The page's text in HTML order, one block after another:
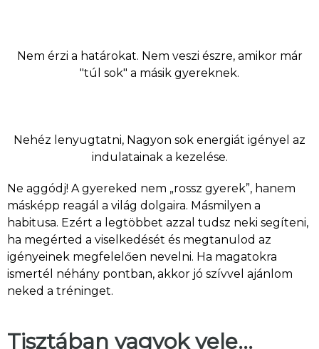
Nem érzi a határokat. Nem veszi észre, amikor már
"túl sok" a másik gyereknek.
Nehéz lenyugtatni, Nagyon sok energiát igényel az
indulatainak a kezelése.
Ne aggódj! A gyereked nem „rossz gyerek”, hanem
másképp reagál a világ dolgaira. Másmilyen a
habitusa. Ezért a legtöbbet azzal tudsz neki segíteni,
ha megérted a viselkedését és megtanulod az
igényeinek megfelelően nevelni. Ha magatokra
ismertél néhány pontban, akkor jó szívvel ajánlom
neked a tréninget.
Tisztában vagyok vele...